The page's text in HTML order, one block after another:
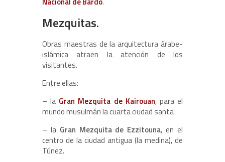
Mezquitas.
Obras maestras de la arquitectura árabe-
islámica atraen la atención de los
visitantes.
Entre ellas:
– la Gran Mezquita de Kairouan, para el
mundo musulmán la cuarta ciudad santa
– la Gran Mezquita de Ezzitouna, en el
centro de la ciudad antigua (la medina), de
Túnez.